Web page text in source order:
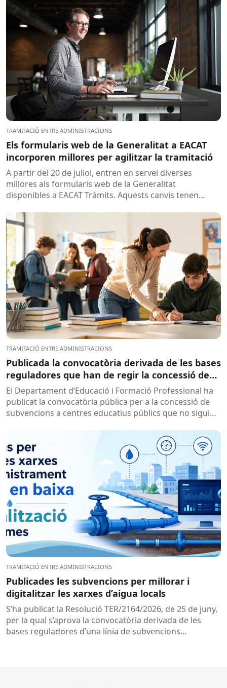
TRAMITACIÓ ENTRE ADMINISTRACIONS
Els formularis web de la Generalitat a EACAT
incorporen millores per agilitzar la tramitació
A partir del 20 de juliol, entren en servei diverses
millores als formularis web de la Generalitat
disponibles a EACAT Tràmits. Aquests canvis tenen
TRAMITACIÓ ENTRE ADMINISTRACIONS
Publicada la convocatòria derivada de les bases
reguladores que han de regir la concessió de
subvencions a centres educatius, per al
desenvolupament de programes de formació i
inserció, durant el curs 2026-2027
El Departament d’Educació i Formació Professional ha
publicat la convocatòria pública per a la concessió de
subvencions a centres educatius públics que no siguin
TRAMITACIÓ ENTRE ADMINISTRACIONS
Publicades les subvencions per millorar i
digitalitzar les xarxes d’aigua locals
S’ha publicat la Resolució TER/2164/2026, de 25 de juny,
per la qual s’aprova la convocatòria derivada de les
bases reguladores d’una línia de subvencions